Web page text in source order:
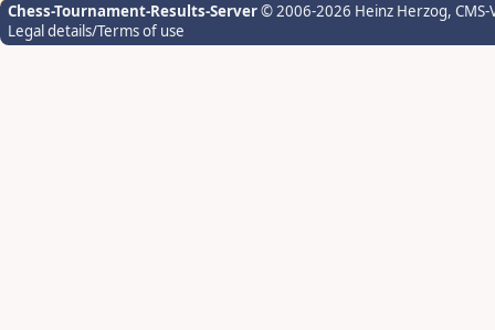
Chess-Tournament-Results-Server© 2006-2026 Heinz Herzog,
Legal details/Terms of use